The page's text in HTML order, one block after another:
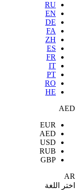
RU
EN
DE
FA
ZH
ES
FR
IT
PT
RO
HE
AED
EUR
AED
USD
RUB
GBP
AR
اختر اللغة